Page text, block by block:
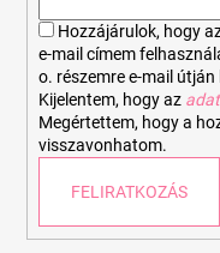
Hozzájárulok, hogy
e-mail címem
o. részemre e-mail
Kijelentem, hogy az
Megértettem, hogy a
visszavonhatom.
FELIRATKOZÁS